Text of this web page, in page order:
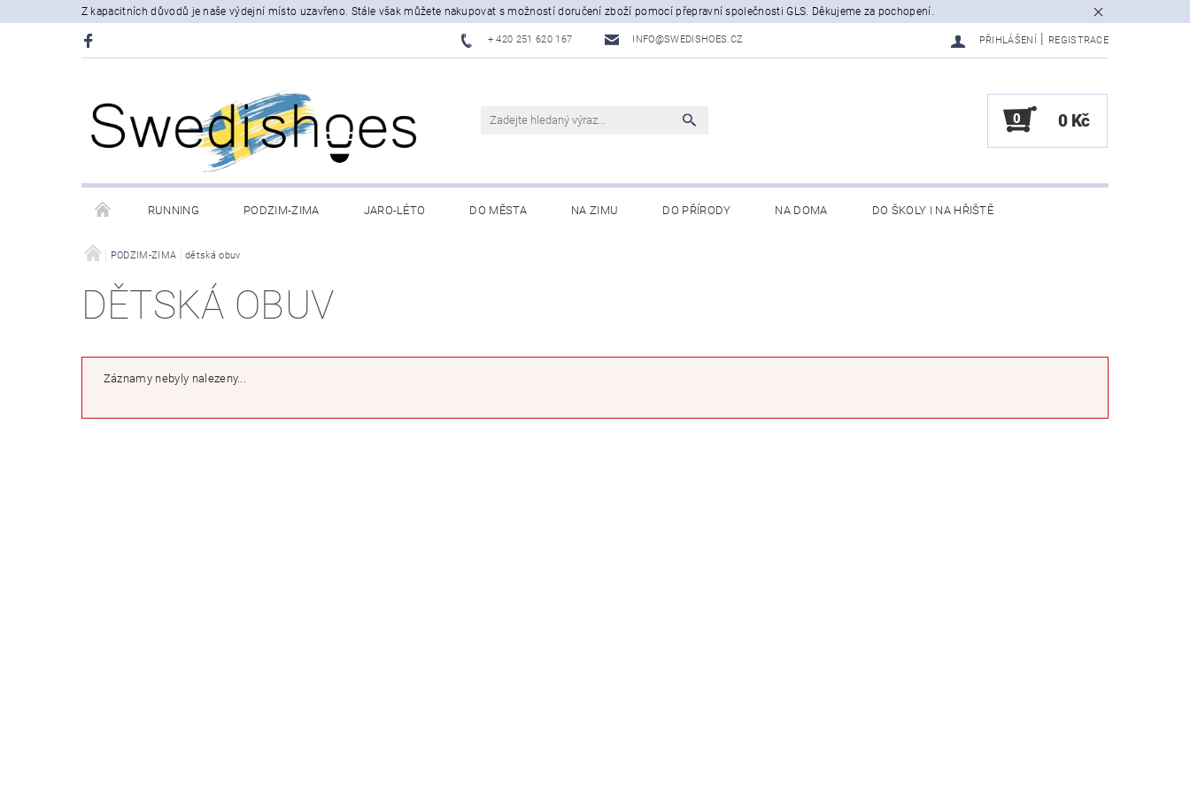
Z kapacitních důvodů je naše výdejní místo uzavřeno. Stále však můžete nakupovat s možností doručení zboží pomocí přepravní společnosti GLS. Děkujeme za pochopení.
+ 420 251 620 167 INFO@SWEDISHOES.CZ PŘIHLÁŠENÍ REGISTRACE
0 0 Kč
RUNNING PODZIM-ZIMA JARO-LÉTO DO MĚSTA NA ZIMU DO PŘÍRODY NA DOMA DO ŠKOLY I NA HŘIŠTĚ
VÝPRODEJ OBCHODNÍ PODMÍNKY
MOJE OBJEDNÁVKA
PODZIM-ZIMA dětská obuv
DĚTSKÁ OBUV
Záznamy nebyly nalezeny...